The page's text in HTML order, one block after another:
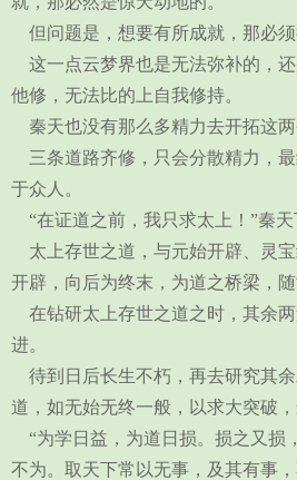
但问题是，想要有所成就，那必须
这一点云梦界也是无法弥补的，
他修，无法比的上自我修持。
秦天也没有那么多精力去开拓这两
三条道路齐修，只会分散精力，
于众人。
“在证道之前，我只求太上！”秦天
太上存世之道，与元始开辟、灵
开辟，向后为终末，为道之桥梁，随
在钻研太上存世之道之时，其余
进。
待到日后长生不朽，再去研究其
道，如无始无终一般，以求大突破，
“为学日益，为道日损。损之又损
不为。取天下常以无事，及其有事